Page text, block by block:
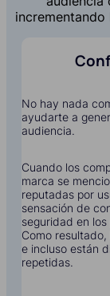
No hay nada
ayudarte a
audiencia.
Cuando los
marca se
reputadas por
sensación de
seguridad en
Como
e incluso están
repetidas.